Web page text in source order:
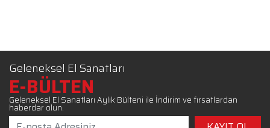
Geleneksel El Sanatları
E-BÜLTEN
Geleneksel El Sanatları Aylık Bülteni ile İndirim ve fırsatlardan
haberdar olun.